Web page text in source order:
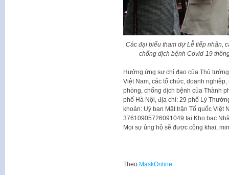
Các đại biểu tham dự Lễ tiếp nhận,
chống dịch bệnh Covid-19
Hưởng ứng sự chỉ đạo của Thủ
Việt Nam, các tổ chức, doanh
phòng, chống dịch bệnh của Thành
phố Hà Nội, địa chỉ: 29 phố Lý
khoản: Uỷ ban Mặt trận Tổ quốc Việt
37610905726091049 tại Kho bạc
Mọi sự ủng hộ sẽ được công khai,
Theo MaskOnline